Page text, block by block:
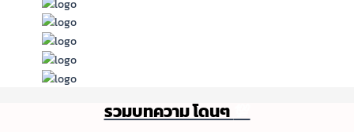
รวมบทความ โดนๆ